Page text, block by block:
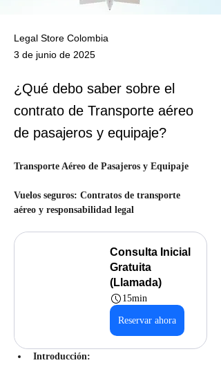
Legal Store Colombia
3 de junio de 2025
¿Qué debo saber sobre el
contrato de Transporte aéreo
de pasajeros y equipaje?
Transporte Aéreo de Pasajeros y Equipaje
Vuelos seguros: Contratos de transporte
aéreo y responsabilidad legal
Consulta Inicial
Gratuita
(Llamada)
15min
Reservar ahora
Introducción: